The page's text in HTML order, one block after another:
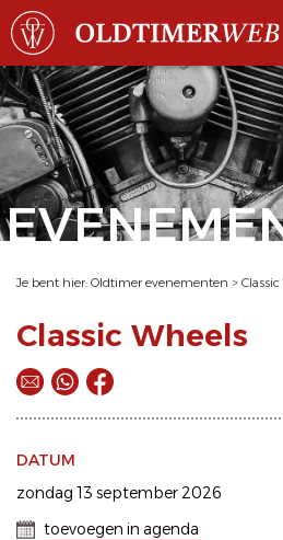
Je bent hier: Oldtimer evenementen >
Classic Wheels
DATUM
zondag 13 september 2026
toevoegen in agenda